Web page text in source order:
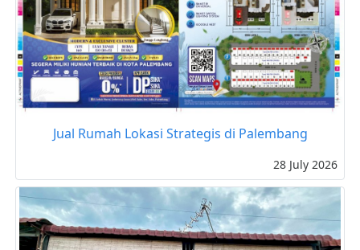
Jual Rumah Lokasi Strategis di Palembang
28 July 2026